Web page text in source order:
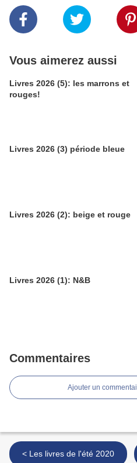
Vous aimerez aussi
Livres 2026 (5): les marrons et
rouges!
Livres 2026 (3) période bleue
Livres 2026 (2): beige et rouge
Livres 2026 (1): N&B
Commentaires
Ajouter un
< Les livres de l'été 2020